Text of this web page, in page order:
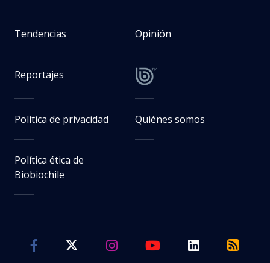
Tendencias Opinión
Reportajes
Política de privacidad Quiénes somos
Política ética de
Biobiochile